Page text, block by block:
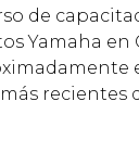
de
Yamaha en
recientes